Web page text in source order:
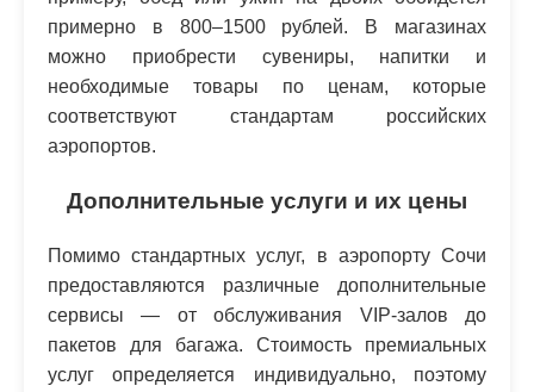
примерно в 800–1500 рублей. В магазинах
можно приобрести сувениры, напитки и
необходимые товары по ценам, которые
соответствуют стандартам российских
аэропортов.
Дополнительные услуги и их цены
Помимо стандартных услуг, в аэропорту Сочи
предоставляются различные дополнительные
сервисы — от обслуживания VIP-залов до
пакетов для багажа. Стоимость премиальных
услуг определяется индивидуально, поэтому